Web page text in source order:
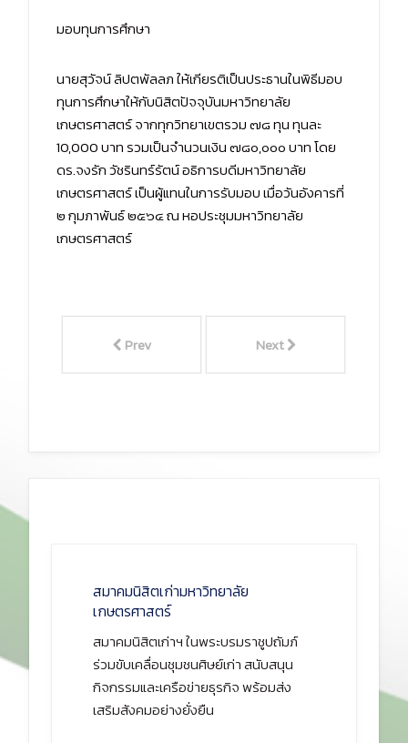
มอบทุนการศึกษา
นายสุวัจน์ ลิปตพัลลภ ให้เกียรติเป็นประธานในพิธีมอบ
ทุนการศึกษาให้กับนิสิตปัจจุบันมหาวิทยาลัย
เกษตรศาสตร์ จากทุกวิทยาเขตรวม ๗๘ ทุน ทุนละ
10,000 บาท รวมเป็นจำนวนเงิน ๗๘๐,๐๐๐ บาท โดย
ดร.จงรัก วัชรินทร์รัตน์ อธิการบดีมหาวิทยาลัย
เกษตรศาสตร์ เป็นผู้แทนในการรับมอบ เมื่อวันอังคารที่
๒ กุมภาพันธ์ ๒๕๖๔ ณ หอประชุมมหาวิทยาลัย
เกษตรศาสตร์
Prev Next
สมาคมนิสิตเก่ามหาวิทยาลัย
เกษตรศาสตร์
สมาคมนิสิตเก่าฯ ในพระบรมราชูปถัมภ์
ร่วมขับเคลื่อนชุมชนศิษย์เก่า สนับสนุน
กิจกรรมและเครือข่ายธุรกิจ พร้อมส่ง
เสริมสังคมอย่างยั่งยืน